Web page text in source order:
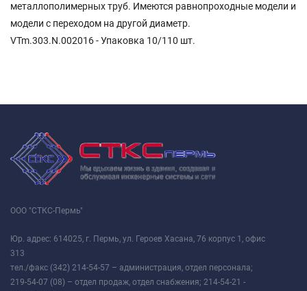
металлополимерных труб. Имеются равнопроходные модели и
модели с переходом на другой диаметр.
VTm.303.N.002016 - Упаковка 10/110 шт.
ООО "СТКС-Пермь"
Юр. адрес: 614025, г. Пермь, ул. Героев Хасана, 76 корпус 1, офис
313
тел./факс (342) 214-54-57 – администрация, отдел персонала;
219-54-07 (08) – отдел продаж, отдел снабжения; 214-54-21 -